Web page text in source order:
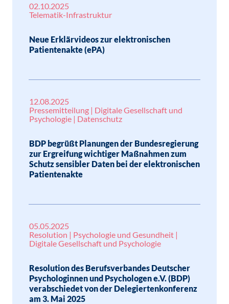
02.10.2025
Telematik-Infrastruktur
Neue Erklärvideos zur elektronischen
Patientenakte (ePA)
12.08.2025
Pressemitteilung | Digitale Gesellschaft und
Psychologie | Datenschutz
BDP begrüßt Planungen der Bundesregierung
zur Ergreifung wichtiger Maßnahmen zum
Schutz sensibler Daten bei der elektronischen
Patientenakte
05.05.2025
Resolution | Psychologie und Gesundheit |
Digitale Gesellschaft und Psychologie
Resolution des Berufsverbandes Deutscher
Psychologinnen und Psychologen e.V. (BDP)
verabschiedet von der Delegiertenkonferenz
am 3. Mai 2025